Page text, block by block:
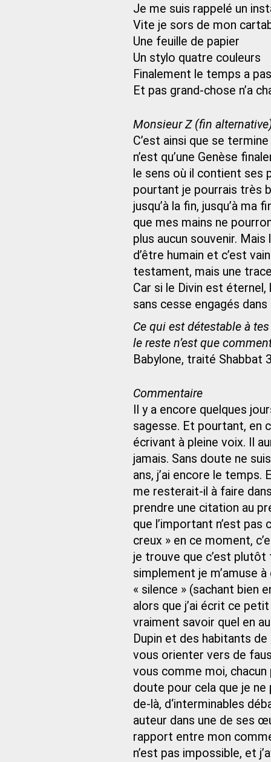
Je me suis rappelé un
Vite je sors de mon
Une feuille de papier
Un stylo quatre couleurs
Finalement le temps a
Et pas grand-chose n’a
Monsieur Z (fin
C’est ainsi que se
n’est qu’une Genèse
le sens où il contient ses
pourtant je pourrais très
jusqu’à la fin, jusqu’à ma
que mes mains ne
plus aucun souvenir.
d’être humain et c’est
testament, mais une
Car si le Divin est
sans cesse engagés
Ce qui est détestable à
le reste n’est que
Babylone, traité Shabbat
Commentaire
Il y a encore quelques
sagesse. Et pourtant, en
écrivant à pleine voix. Il
jamais. Sans doute ne
ans, j’ai encore le
me resterait-il à faire
prendre une citation au
que l’important n’est pas
creux » en ce moment,
je trouve que c’est
simplement je m’amuse
« silence » (sachant bien
alors que j’ai écrit ce
vraiment savoir quel en
Dupin et des habitants
vous orienter vers de
vous comme moi,
doute pour cela que je ne
de-là, d‘interminables
auteur dans une de ses
rapport entre mon
n’est pas impossible, et